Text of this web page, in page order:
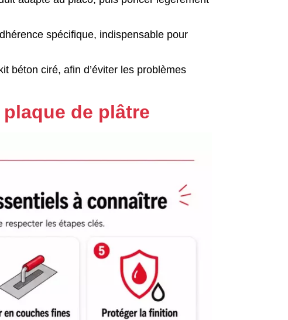
spécifique, indispensable pour
béton ciré, afin d’éviter les problèmes
de plâtre